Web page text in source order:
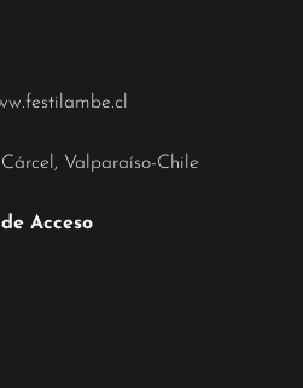
Valparaíso-Chile
Acceso